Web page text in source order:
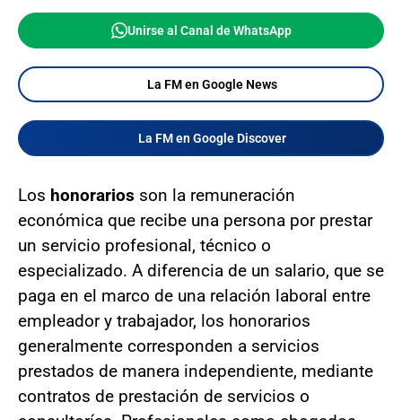
Unirse al Canal de WhatsApp
La FM en Google News
La FM en Google Discover
Los honorarios son la remuneración
económica que recibe una persona por prestar
un servicio profesional, técnico o
especializado. A diferencia de un salario, que se
paga en el marco de una relación laboral entre
empleador y trabajador, los honorarios
generalmente corresponden a servicios
prestados de manera independiente, mediante
contratos de prestación de servicios o